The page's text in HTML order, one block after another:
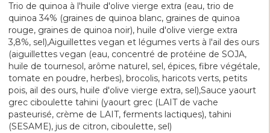
Trio de quinoa à l'huile d'olive vierge extra (eau, trio de
quinoa 34% (graines de quinoa blanc, graines de quinoa
rouge, graines de quinoa noir), huile d'olive vierge extra
3,8%, sel),Aiguillettes vegan et légumes verts à l'ail des ours
(aiguillettes vegan (eau, concentré de protéine de SOJA,
huile de tournesol, arôme naturel, sel, épices, fibre végétale,
tomate en poudre, herbes), brocolis, haricots verts, petits
pois, ail des ours, huile d'olive vierge extra, sel),Sauce yaourt
grec ciboulette tahini (yaourt grec (LAIT de vache
pasteurisé, crème de LAIT, ferments lactiques), tahini
(SESAME), jus de citron, ciboulette, sel)